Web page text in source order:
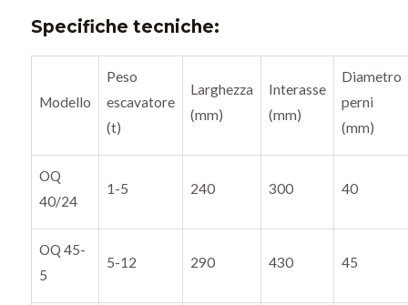
Specifiche tecniche:
Modello
Peso
escavatore
(t)
Larghezza
(mm)
Interasse
(mm)
Diametro
perni
(mm)
OQ
40/24
1-5 240 300 40
OQ 45-
5
5-12 290 430 45